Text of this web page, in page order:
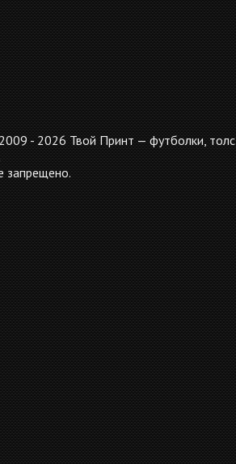
- 2026 Твой Принт — футболки,
запрещено.